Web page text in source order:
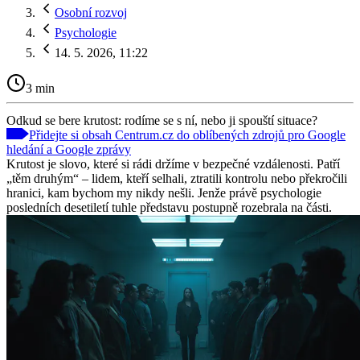
Osobní rozvoj
Psychologie
14. 5. 2026, 11:22
3 min
Odkud se bere krutost: rodíme se s ní, nebo ji spouští situace?
Přidejte si obsah Centrum.cz do oblíbených zdrojů pro Google
hledání a Google zprávy
Krutost je slovo, které si rádi držíme v bezpečné vzdálenosti. Patří
„těm druhým“ – lidem, kteří selhali, ztratili kontrolu nebo překročili
hranici, kam bychom my nikdy nešli. Jenže právě psychologie
posledních desetiletí tuhle představu postupně rozebrala na části.